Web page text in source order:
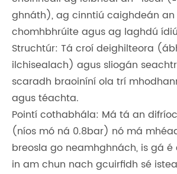
ghnáth), ag cinntiú caighdeán
chomhbhrúite agus ag laghdú
Struchtúr: Tá croí deighilteora
ilchisealach) agus sliogán
scaradh braoiníní ola trí
agus téachta.
Pointí cothabhála: Má tá an
(níos mó ná 0.8bar) nó má
breosla go neamhghnách, is gá
in am chun nach gcuirfidh sé